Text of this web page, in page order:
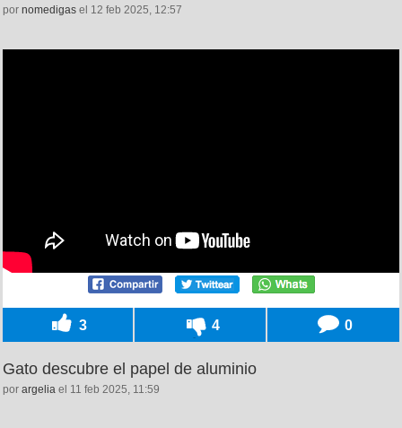
por nomedigas el 12 feb 2025, 12:57
3 4 0
Gato descubre el papel de aluminio
por argelia el 11 feb 2025, 11:59